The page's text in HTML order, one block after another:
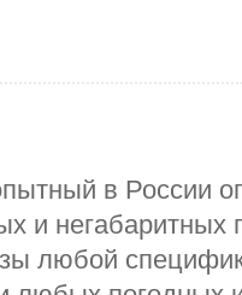
в России
и негабаритных
любой